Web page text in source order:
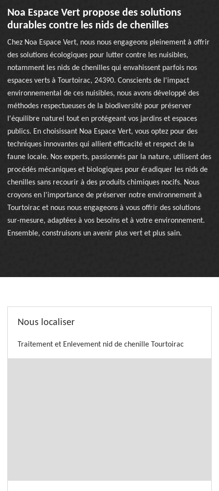
Noa Espace Vert propose des solutions
durables contre les nids de chenilles
Chez Noa Espace Vert, nous nous engageons pleinement à offrir
des solutions écologiques pour lutter contre les nuisibles,
notamment les nids de chenilles qui envahissent parfois nos
espaces verts à Tourtoirac, 24390. Conscients de l'impact
environnemental de ces nuisibles, nous avons développé des
méthodes respectueuses de la biodiversité pour préserver
l'équilibre naturel tout en protégeant vos jardins et espaces
publics. En choisissant Noa Espace Vert, vous optez pour des
techniques innovantes qui allient efficacité et respect de la
faune locale. Nos experts, passionnés par la nature, utilisent des
procédés mécaniques et biologiques pour éradiquer les nids de
chenilles sans recourir à des produits chimiques nocifs. Nous
croyons en l'importance de préserver notre environnement à
Tourtoirac et nous nous engageons à vous offrir des solutions
sur-mesure, adaptées à vos besoins et à votre environnement.
Ensemble, construisons un avenir plus vert et plus sain.
Nous localiser
Traitement et Enlevement nid de chenille Tourtoirac